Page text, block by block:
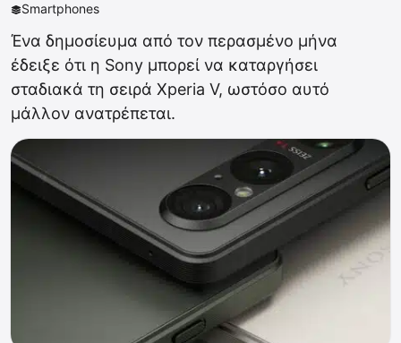
Smartphones
Ένα δημοσίευμα από τον περασμένο μήνα
έδειξε ότι η Sony μπορεί να καταργήσει
σταδιακά τη σειρά Xperia V, ωστόσο αυτό
μάλλον ανατρέπεται.